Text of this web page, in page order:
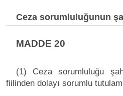
Ceza sorumluluğunun
MADDE 20
(1) Ceza sorumluluğu
fiilinden dolayı sorumlu